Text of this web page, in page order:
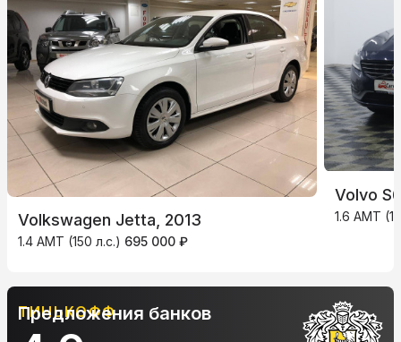
Volkswagen Jetta, 2013
1.4 AMT (150 л.с.) 695 000 ₽
Volvo
1.6 AMT
ТИНЬКОФФ
Предложения банков